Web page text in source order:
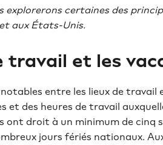
explorerons certaines des
aux États-Unis.
travail et les
notables entre les lieux de
et des heures de travail
ont droit à un minimum de cinq
jours fériés nationaux.